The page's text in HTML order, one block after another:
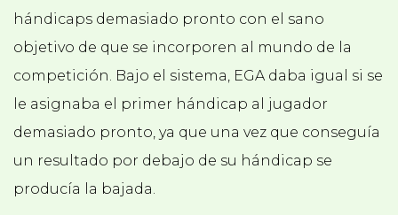
hándicaps demasiado pronto con el sano
objetivo de que se incorporen al mundo de la
competición. Bajo el sistema, EGA daba igual si se
le asignaba el primer hándicap al jugador
demasiado pronto, ya que una vez que conseguía
un resultado por debajo de su hándicap se
producía la bajada.